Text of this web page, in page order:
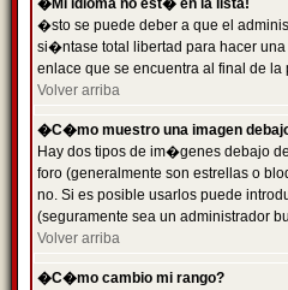
�Mi idioma no est� en la lista!
�sto se puede deber a que el
si�ntase total libertad para hacer
enlace que se encuentra al final de
Volver arriba
�C�mo muestro una imagen
Hay dos tipos de im�genes debajo
foro (generalmente son estrellas o
no. Si es posible usarlos puede
(seguramente sea un administrador
Volver arriba
�C�mo cambio mi rango?